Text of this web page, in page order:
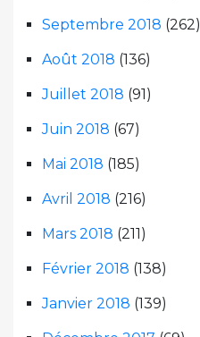
Septembre 2018 (262)
Août 2018 (136)
Juillet 2018 (91)
Juin 2018 (67)
Mai 2018 (185)
Avril 2018 (216)
Mars 2018 (211)
Février 2018 (138)
Janvier 2018 (139)